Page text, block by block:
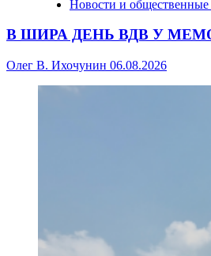
Новости и общественные
В ШИРА ДЕНЬ ВДВ У
Олег В. Ихочунин 06.08.2026